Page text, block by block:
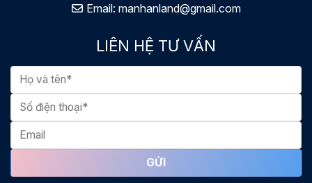
Email: manhanland@gmail.com
LIÊN HỆ TƯ VẤN